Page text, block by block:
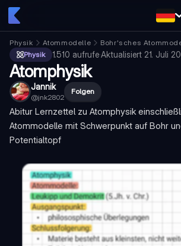
Physik Atommodelle
Bohr'sches
Physik
1.510 aufrufe·Aktualisiert 21. Juli
Atomphysik
Jannik
@jnk2802
Folgen
Abitur Lernzettel zu Atomphysik
Atommodelle mit Schwerpunkt auf Bohr
Potentialtopf